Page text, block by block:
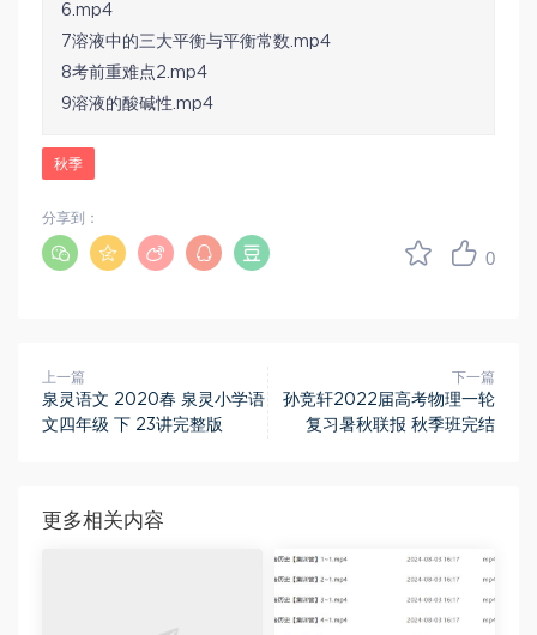
6.mp4
7溶液中的三大平衡与平衡常数.mp4
8考前重难点2.mp4
9溶液的酸碱性.mp4
秋季
0
分享到：
上一篇
泉灵语文 2020春 泉灵小学语
文四年级 下 23讲完整版
下一篇
孙竞轩2022届高考物理一轮
复习暑秋联报 秋季班完结
更多相关内容